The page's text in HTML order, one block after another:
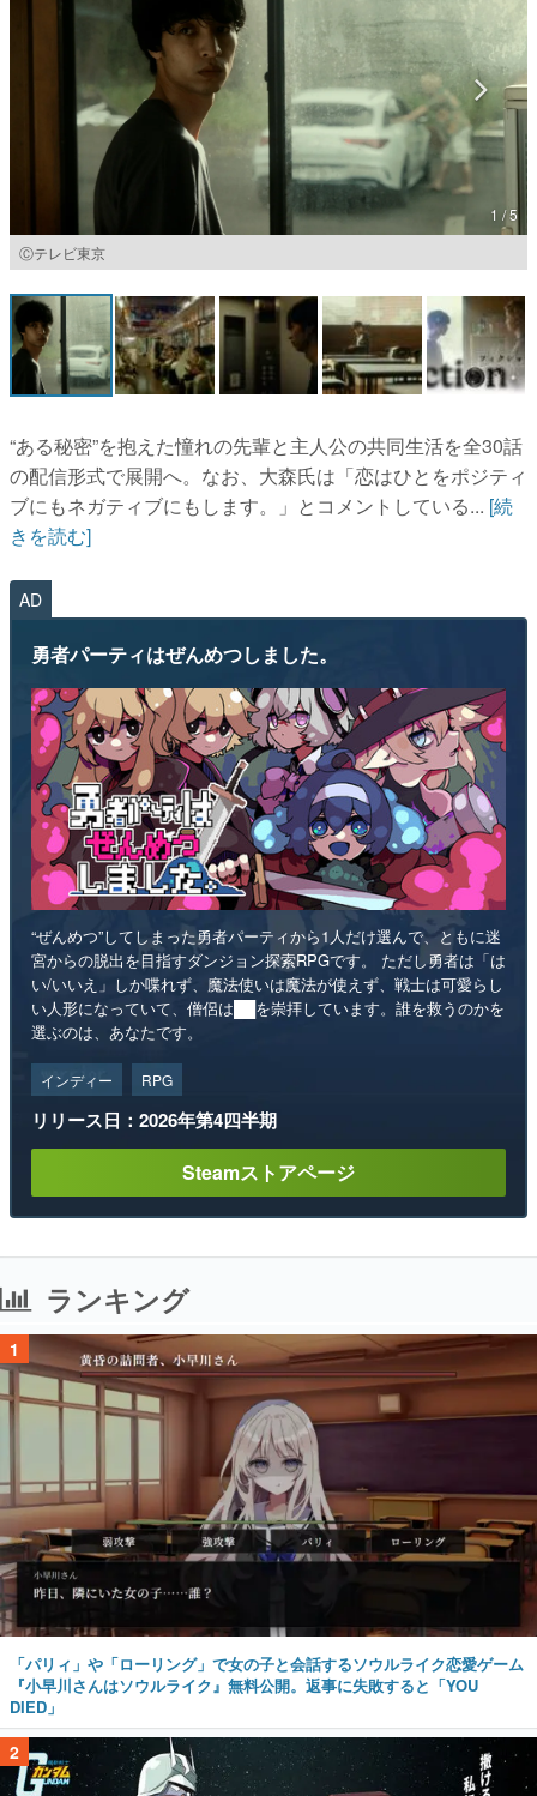
ゲームが変えた日本語
「経験値」「裏技」「ラスボス」… ゲームにまつわる言葉
の起源や用法の変遷を、コンピューター文化史研究家・タ
イニーP氏が徹底調査。
カテゴリ
特集記事
女性向け
アプリレビュー
その他
運営：株式会社マレ
1 / 5
Ⓒテレビ東京
“ある秘密”を抱えた憧れの先輩と主人公の共同生活を全30話
の配信形式で展開へ。なお、大森氏は「恋はひとをポジティ
ブにもネガティブにもします。」とコメントしている... [続
きを読む]
AD
勇者パーティはぜんめつしました。
“ぜんめつ”してしまった勇者パーティから1人だけ選んで、ともに迷
宮からの脱出を目指すダンジョン探索RPGです。 ただし勇者は「は
い/いいえ」しか喋れず、魔法使いは魔法が使えず、戦士は可愛らし
い人形になっていて、僧侶は██を崇拝しています。誰を救うのかを
選ぶのは、あなたです。
インディー RPG
リリース日：2026年第4四半期
Steamストアページ
ランキング
1
「パリィ」や「ローリング」で女の子と会話するソウルライク恋愛ゲーム
『小早川さんはソウルライク』無料公開。返事に失敗すると「YOU
DIED」
2